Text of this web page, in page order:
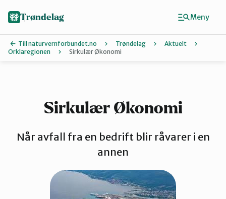
Inderøy
Levanger
Trøndelag
Till naturvernforbundet.no Trøndelag
Aktuelt
Orklaregionen
Sirkulær Økonomi
Sirkulær Økonomi
Når avfall fra en bedrift blir råvarer i en
annen